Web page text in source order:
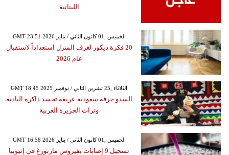
اللبنانية
GMT 23:51 2026 الخميس ,01 كانون الثاني / يناير
20 فكرة ديكور لغرف المنزل استعداداً لاستقبال
عام 2026
GMT 18:45 2025 الثلاثاء ,25 تشرين الثاني / نوفمبر
السدو حرفة سعودية عريقة تجسد ذاكرة البادية
وتراث الجزيرة العربية
GMT 16:58 2026 الخميس ,01 كانون الثاني / يناير
تسجيل 9 إصابات بفيروس ماربورغ في إثيوبيا